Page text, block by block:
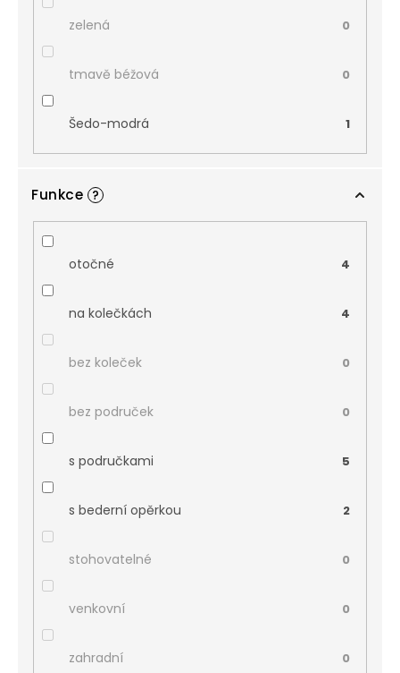
zelená 0
tmavě béžová 0
Šedo-modrá 1
Funkce ?
otočné 4
na kolečkách 4
bez koleček 0
bez područek 0
s područkami 5
s bederní opěrkou 2
stohovatelné 0
venkovní 0
zahradní 0